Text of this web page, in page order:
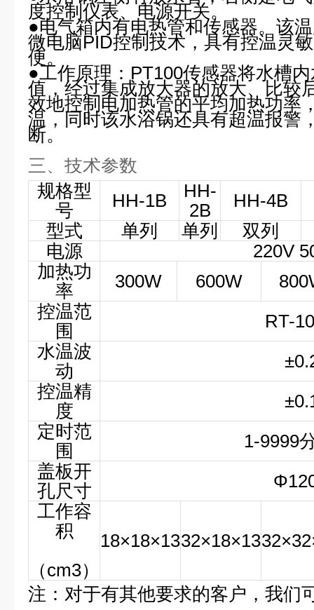
度控制仪表、电源开关。
●电气箱内有电热管和传感器。该
微电脑PID控制技术，具有控温灵
便。
●工作原理： PT100传感器将水槽
值，经过集成放大器的放大、比较
效地控制电加热管的平均加热功率
温，同时该水浴锅还具有超温报警
断。
三、 技术参数
规格型
号
HH-1B
HH-
2B HH-4B
型式
单列 单列
双列
电源
220V
加热功
率
300W 600W
控温范
围
RT-
水温波
动
±
控温精
度
±0.
定时范
围
1-9999
盖板开
孔尺寸
Φ
工作容
积
（cm3）
18×18×1332×18×13
注：对于有其他要求的客户，我们